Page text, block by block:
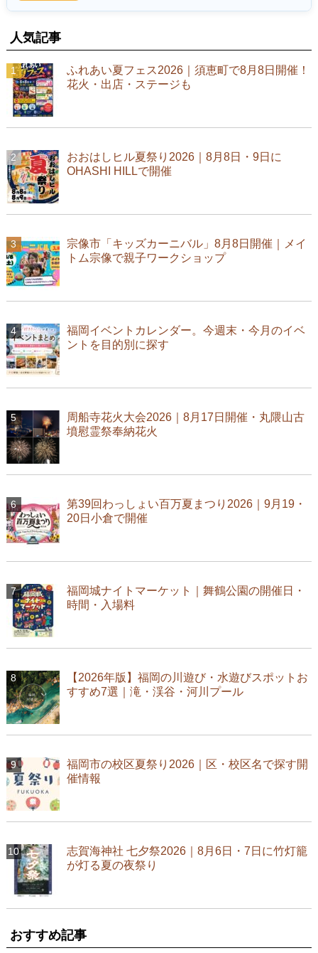
人気記事
ふれあい夏フェス2026｜須恵町で8月8日開催！
花火・出店・ステージも
おおはしヒル夏祭り2026｜8月8日・9日に
OHASHI HILLで開催
宗像市「キッズカーニバル」8月8日開催｜メイ
トム宗像で親子ワークショップ
福岡イベントカレンダー。今週末・今月のイベ
ントを目的別に探す
周船寺花火大会2026｜8月17日開催・丸隈山古
墳慰霊祭奉納花火
第39回わっしょい百万夏まつり2026｜9月19・
20日小倉で開催
福岡城ナイトマーケット｜舞鶴公園の開催日・
時間・入場料
【2026年版】福岡の川遊び・水遊びスポットお
すすめ7選｜滝・渓谷・河川プール
福岡市の校区夏祭り2026｜区・校区名で探す開
催情報
志賀海神社 七夕祭2026｜8月6日・7日に竹灯籠
が灯る夏の夜祭り
おすすめ記事